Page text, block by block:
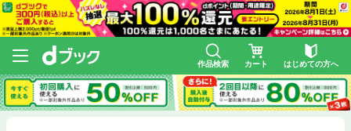
作品検索 カート はじめての方へ